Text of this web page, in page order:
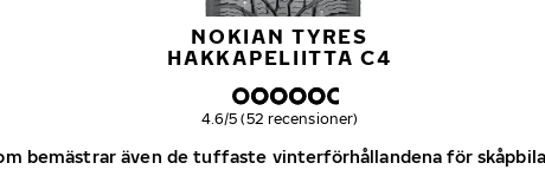
NOKIAN TYRES
HAKKAPELIITTA C4
bemästrar även de tuffaste vinterförhållandena för
Övergripande betyg
4.6/5 (52 recensioner)